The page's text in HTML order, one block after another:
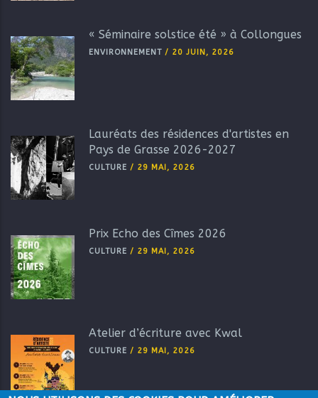
« Séminaire solstice été » à Collongues
ENVIRONNEMENT / 20 JUIN, 2026
Lauréats des résidences d'artistes en
Pays de Grasse 2026-2027
CULTURE / 29 MAI, 2026
Prix Echo des Cîmes 2026
CULTURE / 29 MAI, 2026
Atelier d’écriture avec Kwal
CULTURE / 29 MAI, 2026